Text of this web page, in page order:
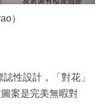
）
性設計，「對花」
案是完美無暇對